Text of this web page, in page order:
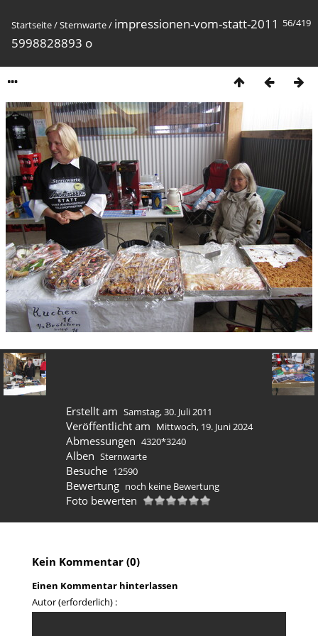
56/419
Startseite/Sternwarte/ impressionen-vom-statt-2011
5998828893 o
Erstellt am Samstag, 30. Juli 2011
Veröffentlicht am Mittwoch, 19. Juni 2024
Abmessungen 4320*3240
Alben Sternwarte
Besuche 12590
Bewertung noch keine Bewertung
Foto bewerten
Kein Kommentar (0)
Einen Kommentar hinterlassen
Autor (erforderlich) :